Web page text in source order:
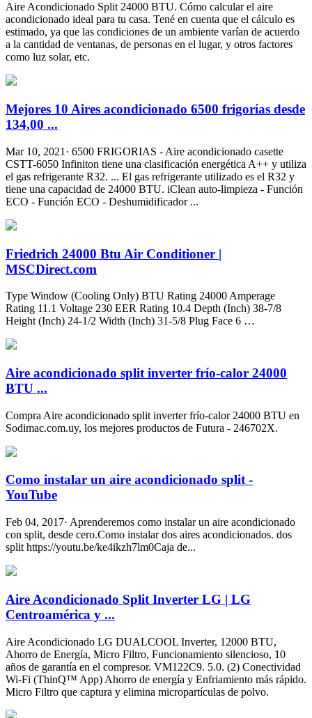
Aire Acondicionado Split 24000 BTU. Cómo calcular el aire
acondicionado ideal para tu casa. Tené en cuenta que el cálculo es
estimado, ya que las condiciones de un ambiente varían de acuerdo
a la cantidad de ventanas, de personas en el lugar, y otros factores
como luz solar, etc.
Mejores 10 Aires acondicionado 6500 frigorías desde
134,00 ...
Mar 10, 2021· 6500 FRIGORIAS - Aire acondicionado casette
CSTT-6050 Infiniton tiene una clasificación energética A++ y utiliza
el gas refrigerante R32. ... El gas refrigerante utilizado es el R32 y
tiene una capacidad de 24000 BTU. iClean auto-limpieza - Función
ECO - Función ECO - Deshumidificador ...
Friedrich 24000 Btu Air Conditioner |
MSCDirect.com
Type Window (Cooling Only) BTU Rating 24000 Amperage
Rating 11.1 Voltage 230 EER Rating 10.4 Depth (Inch) 38-7/8
Height (Inch) 24-1/2 Width (Inch) 31-5/8 Plug Face 6 …
Aire acondicionado split inverter frío-calor 24000
BTU ...
Compra Aire acondicionado split inverter frío-calor 24000 BTU en
Sodimac.com.uy, los mejores productos de Futura - 246702X.
Como instalar un aire acondicionado split -
YouTube
Feb 04, 2017· Aprenderemos como instalar un aire acondicionado
con split, desde cero.Como instalar dos aires acondicionados. dos
split https://youtu.be/ke4ikzh7lm0Caja de...
Aire Acondicionado Split Inverter LG | LG
Centroamérica y ...
Aire Acondicionado LG DUALCOOL Inverter, 12000 BTU,
Ahorro de Energía, Micro Filtro, Funcionamiento silencioso, 10
años de garantía en el compresor. VM122C9. 5.0. (2) Conectividad
Wi-Fi (ThinQ™ App) Ahorro de energía y Enfriamiento más rápido.
Micro Filtro que captura y elimina micropartículas de polvo.